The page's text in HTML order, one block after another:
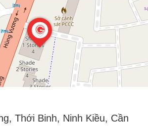
Thới Binh, Ninh Kiều, Cần